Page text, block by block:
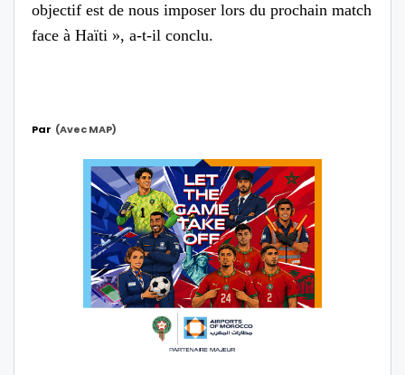
objectif est de nous imposer lors du prochain match
face à Haïti », a-t-il conclu.
Par (avec MAP)